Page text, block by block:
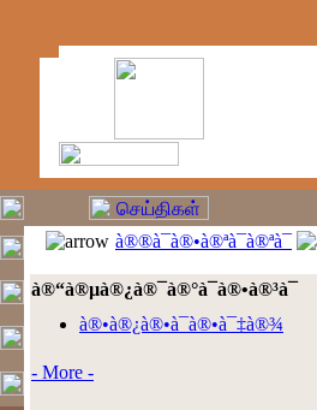
à®®à¯à®•à®ªà¯à®ªà¯
à®“à®µà®¿à®¯à®°à¯à®•à®³à¯
à®•à®¿à®•à¯à®•à¯‡à®¾
- More -